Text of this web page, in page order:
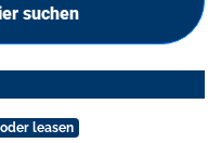
suchen
leasen